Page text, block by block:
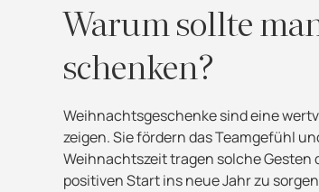
Warum sollte
schenken?
Weihnachtsgeschenke sind eine
zeigen. Sie fördern das Teamgefühl
Weihnachtszeit tragen solche Gesten
positiven Start ins neue Jahr zu